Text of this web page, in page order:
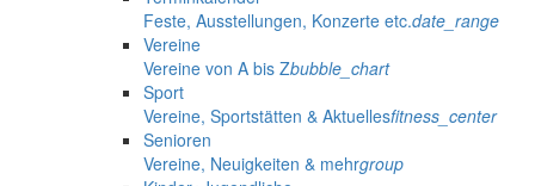
Feste, Ausstellungen, Konzerte etc.date_range
Vereine
Vereine von A bis Zbubble_chart
Sport
Vereine, Sportstätten & Aktuellesfitness_center
Senioren
Vereine, Neuigkeiten & mehrgroup